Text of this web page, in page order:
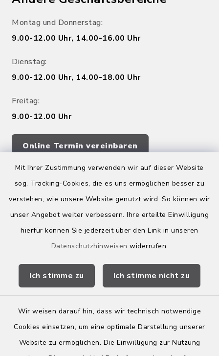
Mit Ihrer Zustimmung verwenden wir auf dieser Website
sog. Tracking-Cookies, die es uns ermöglichen besser zu
verstehen, wie unsere Website genutzt wird. So können wir
unser Angebot weiter verbessern. Ihre erteilte Einwilligung
hierfür können Sie jederzeit über den Link in unseren
Datenschutzhinweisen widerrufen.
Ich stimme zu Ich stimme nicht zu
Wir weisen darauf hin, dass wir technisch notwendige
Cookies einsetzen, um eine optimale Darstellung unserer
Website zu ermöglichen. Die Einwilligung zur Nutzung
Montag und Donnerstag:
9.00-12.00 Uhr, 14.00-16.00 Uhr
Dienstag:
9.00-12.00 Uhr, 14.00-18.00 Uhr
Freitag:
9.00-12.00 Uhr
Online Termin vereinbaren
Quicklinks
Kreis Bergstraße
Wirtschaftsregion Bergstraße
Kontakt